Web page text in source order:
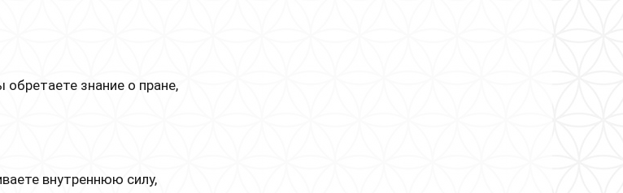
обретаете знание о пране,
внутреннюю силу,